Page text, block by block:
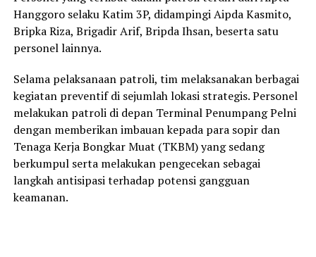
Hanggoro selaku Katim 3P, didampingi Aipda Kasmito,
Bripka Riza, Brigadir Arif, Bripda Ihsan, beserta satu
personel lainnya.
Selama pelaksanaan patroli, tim melaksanakan berbagai
kegiatan preventif di sejumlah lokasi strategis. Personel
melakukan patroli di depan Terminal Penumpang Pelni
dengan memberikan imbauan kepada para sopir dan
Tenaga Kerja Bongkar Muat (TKBM) yang sedang
berkumpul serta melakukan pengecekan sebagai
langkah antisipasi terhadap potensi gangguan
keamanan.